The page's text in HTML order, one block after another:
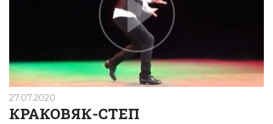
27.07.2020
КРАКОВЯК-СТЕП